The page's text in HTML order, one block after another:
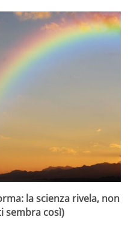
la scienza rivela, non
sembra così)